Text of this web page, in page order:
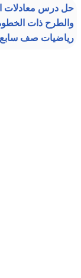
حل درس معادلات
والطرح ذات
رياضيات صف